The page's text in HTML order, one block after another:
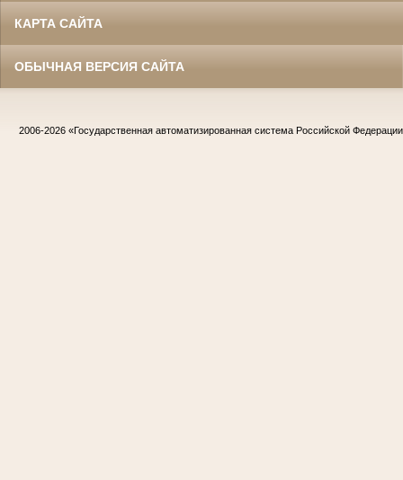
КАРТА САЙТА
ОБЫЧНАЯ ВЕРСИЯ САЙТА
2006-2026 «Государственная автоматизированная система Российской